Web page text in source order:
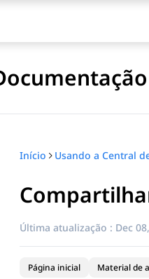
título
Início Usando a Central
Última atualização : Dec
Página inicial Material de